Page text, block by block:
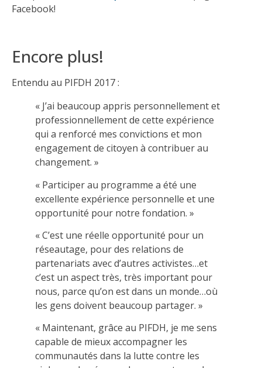
Facebook!
Encore plus!
Entendu au PIFDH 2017 :
« J’ai beaucoup appris personnellement et
professionnellement de cette expérience
qui a renforcé mes convictions et mon
engagement de citoyen à contribuer au
changement. »
« Participer au programme a été une
excellente expérience personnelle et une
opportunité pour notre fondation. »
« C’est une réelle opportunité pour un
réseautage, pour des relations de
partenariats avec d’autres activistes…et
c’est un aspect très, très important pour
nous, parce qu’on est dans un monde…où
les gens doivent beaucoup partager. »
« Maintenant, grâce au PIFDH, je me sens
capable de mieux accompagner les
communautés dans la lutte contre les